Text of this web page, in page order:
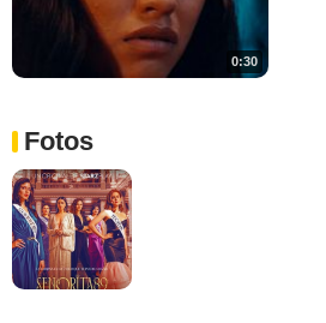
0:30
Fotos